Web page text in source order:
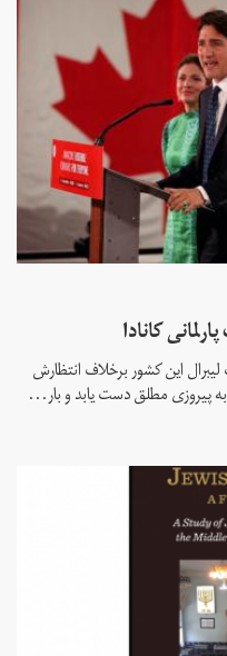
کانادا
این کشور برخلاف انتظارش
به پیروزی مطلق دست یابد و بار...